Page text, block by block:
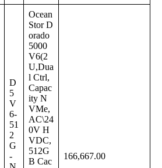
D
5
V
6-
51
2
G
-
Ocean
Stor D
orado
5000
V6(2
U,Dua
l Ctrl,
Capac
ity N
VMe,
AC\24
0V H
VDC,
512G
B Cac
166,667.00